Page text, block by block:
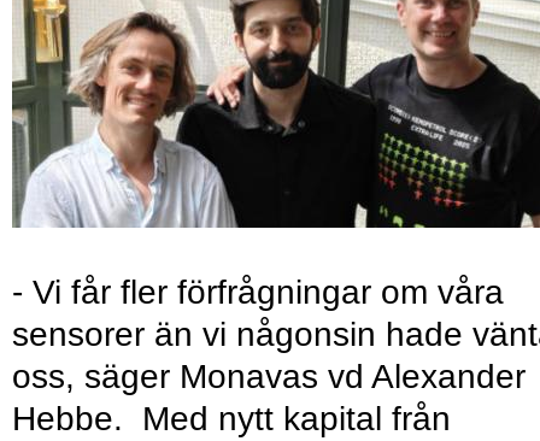
- Vi får fler förfrågningar om våra
sensorer än vi någonsin hade
oss, säger Monavas vd Alexander
Hebbe. Med nytt kapital från